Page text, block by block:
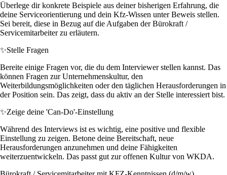
Überlege dir konkrete Beispiele aus deiner bisherigen Erfahrung, die
deine Serviceorientierung und dein Kfz-Wissen unter Beweis stellen.
Sei bereit, diese in Bezug auf die Aufgaben der Bürokraft /
Servicemitarbeiter zu erläutern.
✨Stelle Fragen
Bereite einige Fragen vor, die du dem Interviewer stellen kannst. Das
können Fragen zur Unternehmenskultur, den
Weiterbildungsmöglichkeiten oder den täglichen Herausforderungen in
der Position sein. Das zeigt, dass du aktiv an der Stelle interessiert bist.
✨Zeige deine 'Can-Do'-Einstellung
Während des Interviews ist es wichtig, eine positive und flexible
Einstellung zu zeigen. Betone deine Bereitschaft, neue
Herausforderungen anzunehmen und deine Fähigkeiten
weiterzuentwickeln. Das passt gut zur offenen Kultur von WKDA.